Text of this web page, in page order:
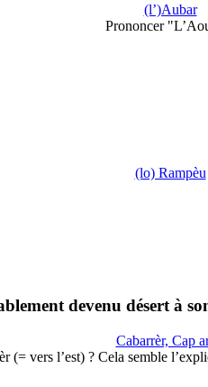
(l’)Aubar
Prononcer
(lo) Rampèu
devenu désert à
Cabarrèr, Cap
(= vers l’est) ? Cela semble